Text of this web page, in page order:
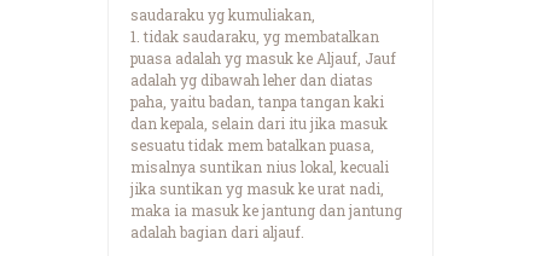
saudaraku yg kumuliakan,
1. tidak saudaraku, yg membatalkan
puasa adalah yg masuk ke Aljauf, Jauf
adalah yg dibawah leher dan diatas
paha, yaitu badan, tanpa tangan kaki
dan kepala, selain dari itu jika masuk
sesuatu tidak mem batalkan puasa,
misalnya suntikan nius lokal, kecuali
jika suntikan yg masuk ke urat nadi,
maka ia masuk ke jantung dan jantung
adalah bagian dari aljauf.